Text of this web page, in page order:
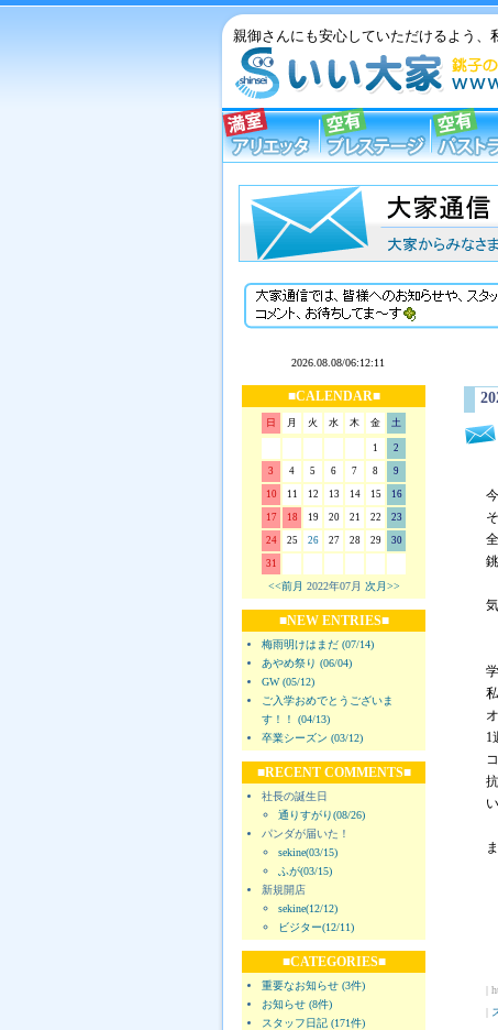
親御さんにも安心していただけるよう、
■CALENDAR■
日 月 火 水 木 金 土
1 2
3 4 5 6 7 8 9
10 11 12 13 14 15 16
17 18 19 20 21 22 23
24 25 26 27 28 29 30
31
<<前月 2022年07月 次月>>
■NEW ENTRIES■
梅雨明けはまだ (07/14)
あやめ祭り (06/04)
GW (05/12)
ご入学おめでとうございま
す！！ (04/13)
卒業シーズン (03/12)
■RECENT COMMENTS■
社長の誕生日
通りすがり(08/26)
パンダが届いた！
sekine(03/15)
ふが(03/15)
新規開店
sekine(12/12)
ビジター(12/11)
■CATEGORIES■
重要なお知らせ (3件)
お知らせ (8件)
スタッフ日記 (171件)
1
|
|